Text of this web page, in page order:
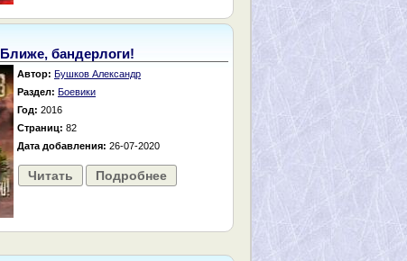
Ближе, бандерлоги!
Автор: Бушков Александр
Раздел: Боевики
Год: 2016
Страниц: 82
Дата добавления: 26-07-2020
Читать Подробнее